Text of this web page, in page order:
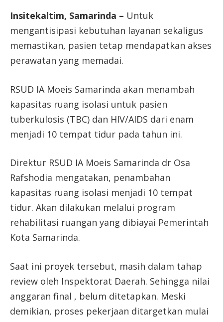
Insitekaltim, Samarinda – Untuk
mengantisipasi kebutuhan layanan sekaligus
memastikan, pasien tetap mendapatkan akses
perawatan yang memadai.
RSUD IA Moeis Samarinda akan menambah
kapasitas ruang isolasi untuk pasien
tuberkulosis (TBC) dan HIV/AIDS dari enam
menjadi 10 tempat tidur pada tahun ini.
Direktur RSUD IA Moeis Samarinda dr Osa
Rafshodia mengatakan, penambahan
kapasitas ruang isolasi menjadi 10 tempat
tidur. Akan dilakukan melalui program
rehabilitasi ruangan yang dibiayai Pemerintah
Kota Samarinda.
Saat ini proyek tersebut, masih dalam tahap
review oleh Inspektorat Daerah. Sehingga nilai
anggaran final , belum ditetapkan. Meski
demikian, proses pekerjaan ditargetkan mulai